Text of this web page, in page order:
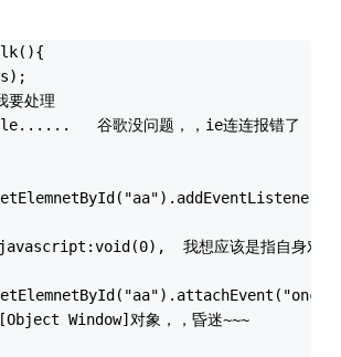
要处理
谷歌没问题，，ie连连报错了
javascript:void(0),  我想应该是指自身对象
Window]对象，，昏迷~~~